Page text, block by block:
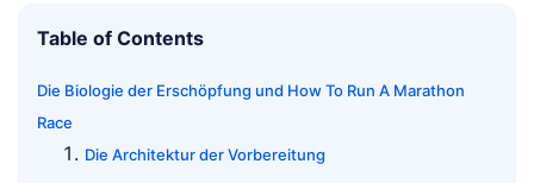
Table of Contents
Die Biologie der Erschöpfung und How To Run A Marathon
Race
Die Architektur der Vorbereitung